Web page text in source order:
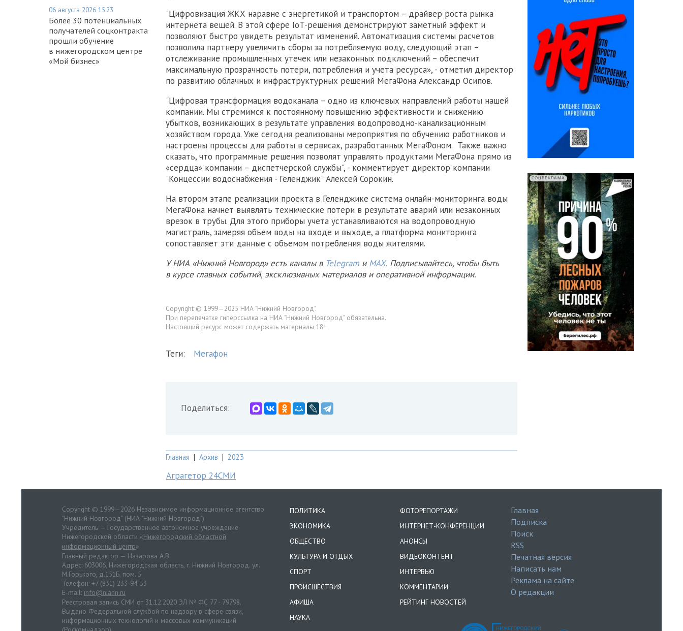
06 августа 2026 15:23
Более 30 потенциальных
получателей соцконтракта
прошли обучение
в нижегородском центре
«Мой бизнес»
"Цифровизация ЖКХ наравне с энергетикой и транспортом – драйвер роста рынка
интернета вещей. В этой сфере IoT-решения демонстрируют заметный эффект и
позволяют быстро увидеть результат изменений. Автоматизация системы расчетов
позволила партнеру увеличить сборы за потребляемую воду, следующий этап –
отслеживание промышленных утечек или незаконных подключений – обеспечит
максимальную прозрачность потери, потребления и учета ресурса», - отметил директор
по развитию облачных и инфраструктурных решений МегаФона Александр Осипов.
"Цифровая трансформация водоканала – одно из ключевых направлений работы нашей
компании. Мы стремимся к постоянному повышению эффективности и снижению
убытков, возникающих в результате управления водопроводно-канализационным
хозяйством города. Уже сегодня реализованы мероприятия по обучению работников и
настроены процессы для работы в сервисах, разработанных МегаФоном. Также важно
сказать, что программные решения позволят управлять продуктами МегаФона прямо из
«сердца» компании – диспетчерской службы", - комментирует директор компании
"Концессии водоснабжения - Геленджик" Алексей Сорокин.
На втором этапе реализации проекта в Геленджике система онлайн-мониторинга воды
МегаФона начнет выявлять технические потери в результате аварий или незаконных
врезок в трубы. Для этого приборы учета устанавливаются на водопроводную
магистраль, замеряя объем воды на входе и выходе, а платформа мониторинга
сопоставляет эти данные с объемом потребления воды жителями.
У НИА «Нижний Новгород» есть каналы в Telegram и MAX. Подписывайтесь, чтобы быть
в курсе главных событий, эксклюзивных материалов и оперативной информации.
Copyright © 1999—2025 НИА "Нижний Новгород".
При перепечатке гиперссылка на НИА "Нижний Новгород" обязательна.
Настоящий ресурс может содержать материалы 18+
Теги: Мегафон
Поделиться:
Главная | Архив | 2023
Аграгетор 24СМИ
СОЦРЕКЛАМА
Copyright © 1999—2026 Независимое информационное агентство
"Нижний Новгород" (НИА "Нижний Новгород")
Учредитель — Государственное автономное учреждение
Нижегородской области «Нижегородский областной
информационный центр»
Главный редактор — Назарова А.В.
Адрес: 603006, Нижегородская область, г. Нижний Новгород. ул.
М.Горького, д.151Б, пом. 5
Телефон: +7 (831) 233-94-53
E-mail: info@niann.ru
Реестровая запись СМИ от 31.12.2020 ЭЛ № ФС 77 - 79798.
Выдано Федеральной службой по надзору в сфере связи,
информационных технологий и массовых коммуникаций
ПОЛИТИКА
ЭКОНОМИКА
ОБЩЕСТВО
КУЛЬТУРА И ОТДЫХ
СПОРТ
ПРОИСШЕСТВИЯ
АФИША
НАУКА
ФОТОРЕПОРТАЖИ
ИНТЕРНЕТ-КОНФЕРЕНЦИИ
АНОНСЫ
ВИДЕОКОНТЕНТ
ИНТЕРВЬЮ
КОММЕНТАРИИ
РЕЙТИНГ НОВОСТЕЙ
Главная
Подписка
Поиск
RSS
Печатная версия
Написать нам
Реклама на сайте
О редакции